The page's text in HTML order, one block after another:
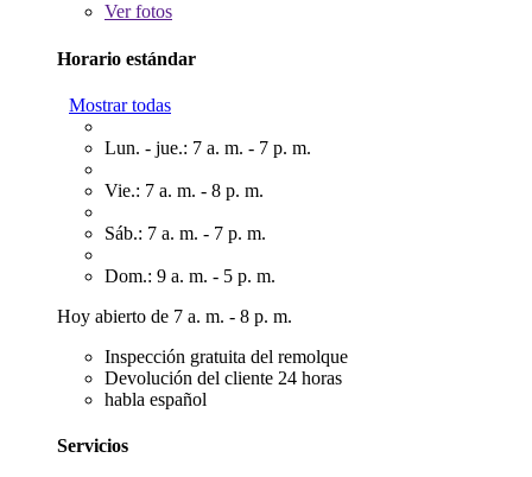
Verfotos
Horario estándar
Mostrar todas
Lun. - jue.: 7 a. m. - 7 p. m.
Vie.: 7 a. m. - 8 p. m.
Sáb.: 7 a. m. - 7 p. m.
Dom.: 9 a. m. - 5 p. m.
Hoy abierto de 7 a. m. - 8 p. m.
Inspección gratuita del remolque
Devolución del cliente 24 horas
habla español
Servicios